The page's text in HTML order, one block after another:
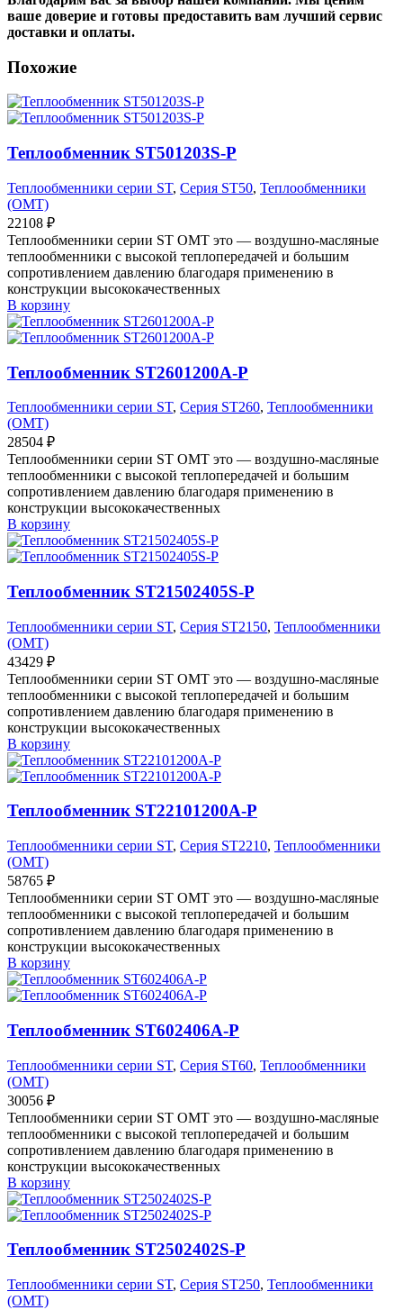
ваше доверие и готовы предоставить вам лучший сервис
доставки и оплаты.
Похожие
Теплообменник ST501203S-P
Теплообменники серии ST, Серия ST50, Теплообменники
(OMT)
22108 ₽
Теплообменники серии ST OMT это — воздушно-масляные
теплообменники с высокой теплопередачей и большим
сопротивлением давлению благодаря применению в
конструкции высококачественных
В корзину
Теплообменник ST2601200A-P
Теплообменники серии ST, Серия ST260, Теплообменники
(OMT)
28504 ₽
Теплообменники серии ST OMT это — воздушно-масляные
теплообменники с высокой теплопередачей и большим
сопротивлением давлению благодаря применению в
конструкции высококачественных
В корзину
Теплообменник ST21502405S-P
Теплообменники серии ST, Серия ST2150, Теплообменники
(OMT)
43429 ₽
Теплообменники серии ST OMT это — воздушно-масляные
теплообменники с высокой теплопередачей и большим
сопротивлением давлению благодаря применению в
конструкции высококачественных
В корзину
Теплообменник ST22101200A-P
Теплообменники серии ST, Серия ST2210, Теплообменники
(OMT)
58765 ₽
Теплообменники серии ST OMT это — воздушно-масляные
теплообменники с высокой теплопередачей и большим
сопротивлением давлению благодаря применению в
конструкции высококачественных
В корзину
Теплообменник ST602406A-P
Теплообменники серии ST, Серия ST60, Теплообменники
(OMT)
30056 ₽
Теплообменники серии ST OMT это — воздушно-масляные
теплообменники с высокой теплопередачей и большим
сопротивлением давлению благодаря применению в
конструкции высококачественных
В корзину
Теплообменник ST2502402S-P
Теплообменники серии ST, Серия ST250, Теплообменники
(OMT)